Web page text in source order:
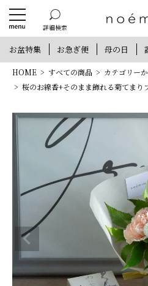
詳細検索
お盆特集 お急ぎ便 母の日
HOME すべての商品 カテゴリー
桜のお線香+そのまま飾れる菊てまり
新規会員登録で300ポ
他にもお得な特
新規会員登録